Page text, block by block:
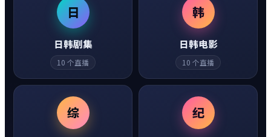
日
日韩剧集
10 个直播
韩
日韩电影
10 个直播
综 纪